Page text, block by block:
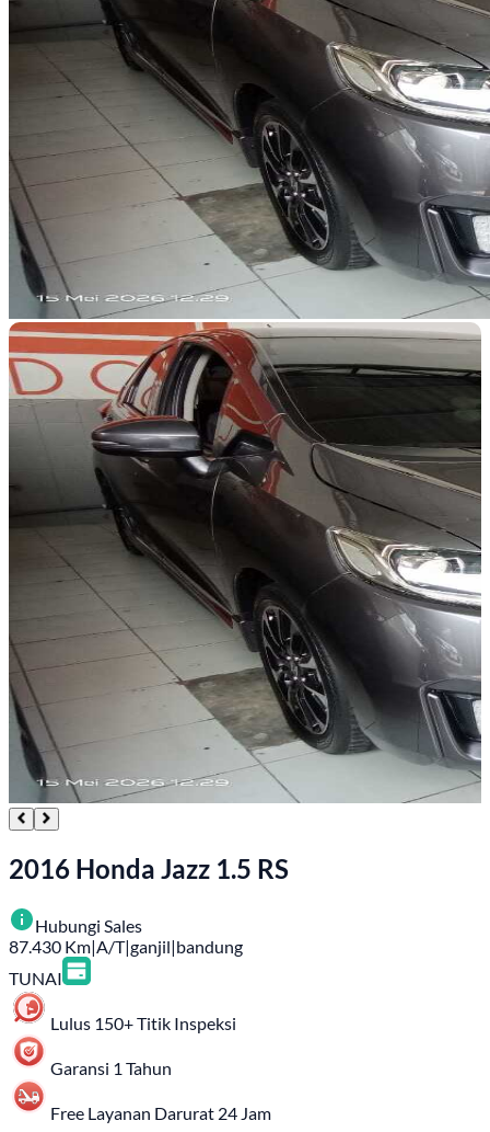
2016 Honda Jazz 1.5 RS
Hubungi Sales
87.430 Km|A/T|ganjil|bandung
TUNAI
Lulus 150+ Titik Inspeksi
Garansi 1 Tahun
Free Layanan Darurat 24 Jam